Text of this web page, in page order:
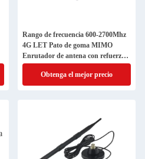
Rango de frecuencia 600-2700Mhz
4G LET Pato de goma MIMO
Enrutador de antena con refuerzo
de señal
Obtenga el mejor precio